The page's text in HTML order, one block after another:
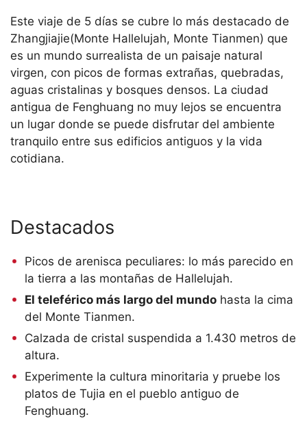
Este viaje de 5 días se cubre lo más destacado de
Zhangjiajie(Monte Hallelujah, Monte Tianmen) que
es un mundo surrealista de un paisaje natural
virgen, con picos de formas extrañas, quebradas,
aguas cristalinas y bosques densos. La ciudad
antigua de Fenghuang no muy lejos se encuentra
un lugar donde se puede disfrutar del ambiente
tranquilo entre sus edificios antiguos y la vida
cotidiana.
Destacados
Picos de arenisca peculiares: lo más parecido en
la tierra a las montañas de Hallelujah.
El teleférico más largo del mundo hasta la cima
del Monte Tianmen.
Calzada de cristal suspendida a 1.430 metros de
altura.
Experimente la cultura minoritaria y pruebe los
platos de Tujia en el pueblo antiguo de
Fenghuang.